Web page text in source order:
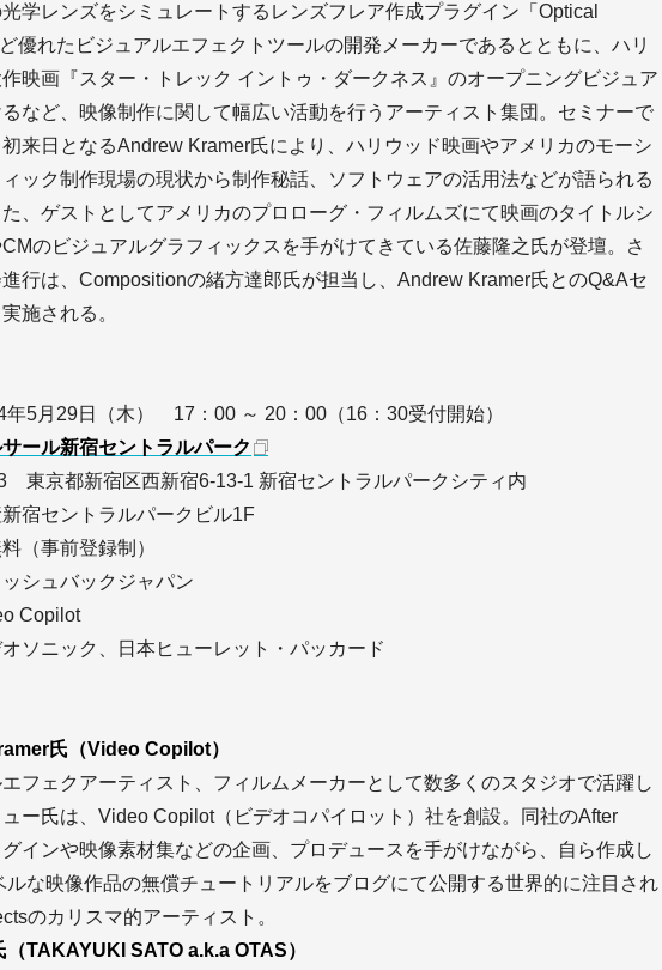
学レンズをシミュレートするレンズフレア作成プラグイン「Optical
優れたビジュアルエフェクトツールの開発メーカーであるとともに、ハリ
映画『スター・トレック イントゥ・ダークネス』のオープニングビジュア
など、映像制作に関して幅広い活動を行うアーティスト集団。セミナーで
来日となるAndrew Kramer氏により、ハリウッド映画やアメリカのモーシ
ィック制作現場の現状から制作秘話、ソフトウェアの活用法などが語られる
、ゲストとしてアメリカのプロローグ・フィルムズにて映画のタイトルシ
のビジュアルグラフィックスを手がけてきている佐藤隆之氏が登壇。さ
行は、Compositionの緒方達郎氏が担当し、Andrew Kramer氏とのQ&Aセ
施される。
年5月29日（木） 17：00 ～ 20：00（16：30受付開始）
ール新宿セントラルパーク
東京都新宿区西新宿6-13-1 新宿セントラルパークシティ内
宿セントラルパークビル1F
（事前登録制）
シュバックジャパン
Copilot
ソニック、日本ヒューレット・パッカード
氏（Video Copilot）
フェクアーティスト、フィルムメーカーとして数多くのスタジオで活躍し
ー氏は、Video Copilot（ビデオコパイロット）社を創設。同社のAfter
インや映像素材集などの企画、プロデュースを手がけながら、自ら作成し
ルな映像作品の無償チュートリアルをブログにて公開する世界的に注目され
のカリスマ的アーティスト。
（TAKAYUKI SATO a.k.a OTAS）